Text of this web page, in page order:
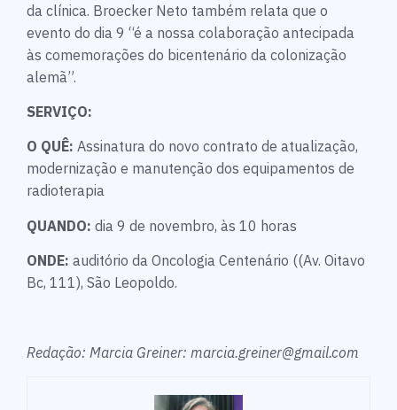
da clínica. Broecker Neto também relata que o
evento do dia 9 “é a nossa colaboração antecipada
às comemorações do bicentenário da colonização
alemã”.
SERVIÇO:
O QUÊ: Assinatura do novo contrato de atualização,
modernização e manutenção dos equipamentos de
radioterapia
QUANDO: dia 9 de novembro, às 10 horas
ONDE: auditório da Oncologia Centenário ((Av. Oitavo
Bc, 111), São Leopoldo.
Redação: Marcia Greiner: marcia.greiner@gmail.com